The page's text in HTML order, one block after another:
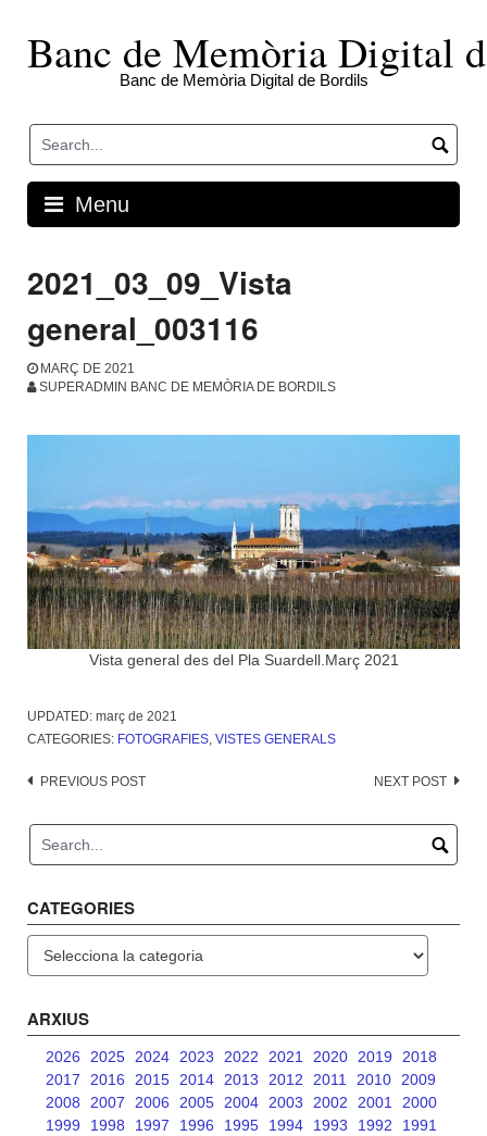
contentBanc de Memòria Digital
Banc de Memòria Digital de Bordils
Menu
2021_03_09_Vista
general_003116
MARÇ DE 2021
SUPERADMIN BANC DE MEMÒRIA DE BORDILS
Vista general des del Pla Suardell.Març 2021
UPDATED: març de 2021
CATEGORIES: FOTOGRAFIES, VISTES GENERALS
Post
PREVIOUS POST NEXT POST
CATEGORIES
ARXIUS
2026 2025 2024 2023 2022 2021 2020 2019
2018
2017
2016 2015 2014 2013 2012 2011 2010 2009
2008
2007 2006 2005 2004 2003 2002 2001
2000
1999
1998 1997 1996 1995 1994 1993 1992
1991